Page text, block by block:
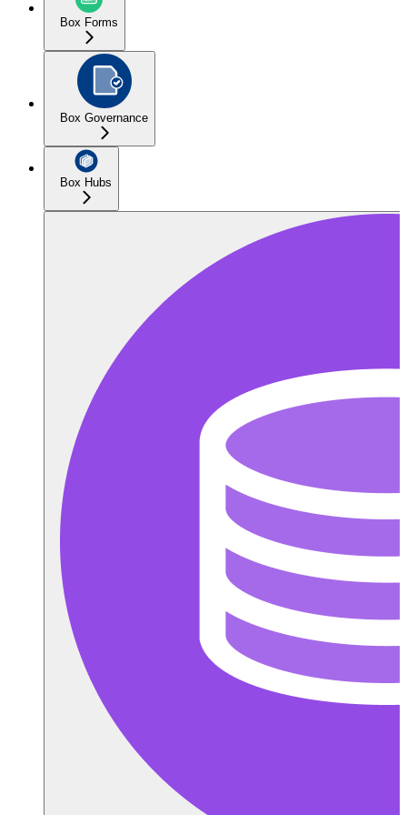
Box Forms
Box Governance
Box Hubs